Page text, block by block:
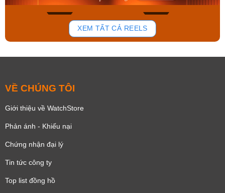
176
XEM TẤT CẢ REELS
VỀ CHÚNG TÔI
Giới thiệu về WatchStore
Phản ánh - Khiếu nại
Chứng nhận đại lý
Tin tức công ty
Top list đồng hồ